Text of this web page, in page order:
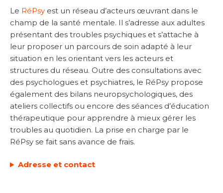
Le RéPsy est un réseau d’acteurs œuvrant dans le
champ de la santé mentale. Il s’adresse aux adultes
présentant des troubles psychiques et s’attache à
leur proposer un parcours de soin adapté à leur
situation en les orientant vers les acteurs et
structures du réseau. Outre des consultations avec
des psychologues et psychiatres, le RéPsy propose
également des bilans neuropsychologiques, des
ateliers collectifs ou encore des séances d’éducation
thérapeutique pour apprendre à mieux gérer les
troubles au quotidien. La prise en charge par le
RéPsy se fait sans avance de frais.
Adresse et contact